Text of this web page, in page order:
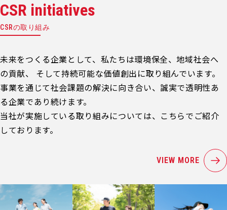
CSR initiatives
CSRの取り組み
未来をつくる企業として、私たちは環境保全、地域社会へ
の貢献、 そして持続可能な価値創出に取り組んでいます。
事業を通じて社会課題の解決に向き合い、誠実で透明性あ
る企業であり続けます。
当社が実施している取り組みについては、こちらでご紹介
しております。
VIEW MORE